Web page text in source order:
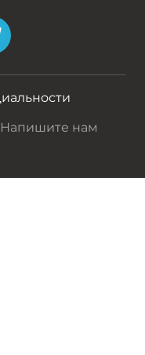
нам